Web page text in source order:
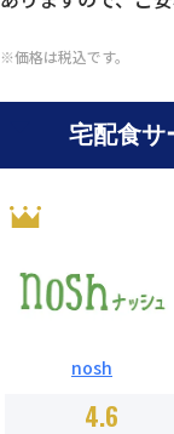
※価格は税込です。
宅配食サ
nosh
4.6